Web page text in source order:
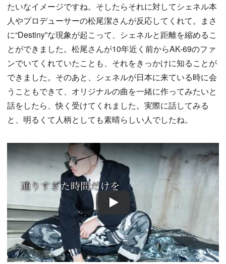
たいなイメージですね。そしたらそれに対してシェネル本
人やプロデューサーの松尾潔さんが反応してくれて。まさ
に“Destiny”な現象が起こって、シェネルと距離を縮めるこ
とができました。松尾さんが10年近く前からAK-69のファ
ンでいてくれていたことも、それをきっかけに知ることが
できました。そのあと、シェネルが日本に来ている時に会
うこともできて、オリジナルの曲を一緒に作ってみたいと
話をしたら、快く受けてくれました。実際に話してみる
と、明るくて人柄としても素晴らしい人でしたね。
Play